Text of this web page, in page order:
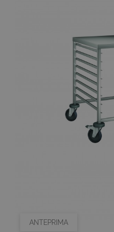
ANTEPRIMA